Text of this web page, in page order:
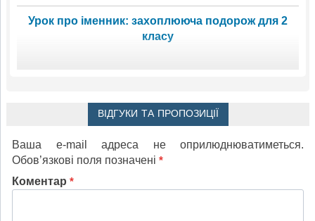
Урок про іменник: захоплююча подорож для 2
класу
ВІДГУКИ ТА ПРОПОЗИЦІЇ
Ваша e-mail адреса не оприлюднюватиметься.
Обов’язкові поля позначені *
Коментар *